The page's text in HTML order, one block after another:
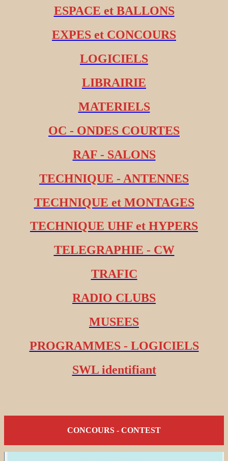
ESPACE et BALLONS
EXPES et CONCOURS
LOGICIELS
LIBRAIRIE
MATERIELS
OC - ONDES COURTES
RAF - SALONS
TECHNIQUE - ANTENNES
TECHNIQUE et MONTAGES
TECHNIQUE UHF et HYPERS
TELEGRAPHIE - CW
TRAFIC
RADIO CLUBS
MUSEES
PROGRAMMES - LOGICIELS
SWL identifiant
CONCOURS - CONTEST